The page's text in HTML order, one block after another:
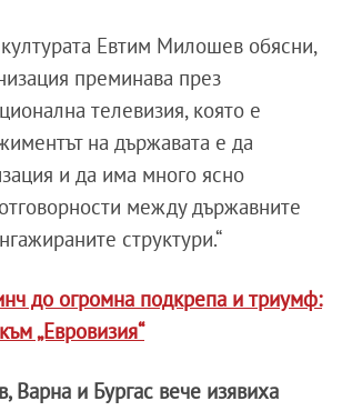
Евтим Милошев обясни,
преминава през
телевизия, която е
на държавата е да
и да има много ясно
между държавните
структури.“
до огромна подкрепа и триумф:
„Евровизия“
Варна и Бургас вече изявиха